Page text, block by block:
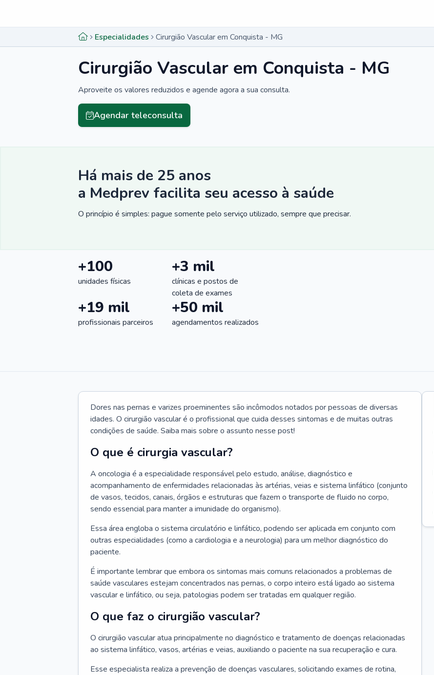
Especialidades Cirurgião Vascular em Conquista - MG
Cirurgião Vascular em Conquista - MG
Aproveite os valores reduzidos e agende agora a sua consulta.
Agendar teleconsulta
Há mais de 25 anos
a Medprev facilita seu acesso à saúde
O princípio é simples: pague somente pelo serviço utilizado, sempre que precisar.
+100
unidades físicas
+3 mil
clínicas e postos de
coleta de exames
+19 mil
profissionais parceiros
+50 mil
agendamentos realizados
Dores nas pernas e varizes proeminentes são incômodos notados por pessoas de diversas
idades. O cirurgião vascular é o profissional que cuida desses sintomas e de muitas outras
condições de saúde. Saiba mais sobre o assunto nesse post!
O que é cirurgia vascular?
A oncologia é a especialidade responsável pelo estudo, análise, diagnóstico e
acompanhamento de enfermidades relacionadas às artérias, veias e sistema linfático (conjunto
de vasos, tecidos, canais, órgãos e estruturas que fazem o transporte de fluido no corpo,
sendo essencial para manter a imunidade do organismo).
Essa área engloba o sistema circulatório e linfático, podendo ser aplicada em conjunto com
outras especialidades (como a cardiologia e a neurologia) para um melhor diagnóstico do
paciente.
É importante lembrar que embora os sintomas mais comuns relacionados a problemas de
saúde vasculares estejam concentrados nas pernas, o corpo inteiro está ligado ao sistema
vascular e linfático, ou seja, patologias podem ser tratadas em qualquer região.
O que faz o cirurgião vascular?
O cirurgião vascular atua principalmente no diagnóstico e tratamento de doenças relacionadas
ao sistema linfático, vasos, artérias e veias, auxiliando o paciente na sua recuperação e cura.
Esse especialista realiza a prevenção de doenças vasculares, solicitando exames de rotina,